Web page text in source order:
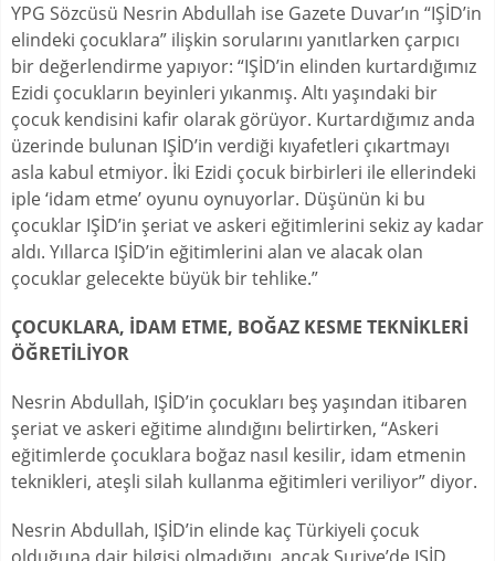
YPG Sözcüsü Nesrin Abdullah ise Gazete Duvar’ın “IŞİD’in
elindeki çocuklara” ilişkin sorularını yanıtlarken çarpıcı
bir değerlendirme yapıyor: “IŞİD’in elinden kurtardığımız
Ezidi çocukların beyinleri yıkanmış. Altı yaşındaki bir
çocuk kendisini kafir olarak görüyor. Kurtardığımız anda
üzerinde bulunan IŞİD’in verdiği kıyafetleri çıkartmayı
asla kabul etmiyor. İki Ezidi çocuk birbirleri ile ellerindeki
iple ‘idam etme’ oyunu oynuyorlar. Düşünün ki bu
çocuklar IŞİD’in şeriat ve askeri eğitimlerini sekiz ay kadar
aldı. Yıllarca IŞİD’in eğitimlerini alan ve alacak olan
çocuklar gelecekte büyük bir tehlike.”
ÇOCUKLARA, İDAM ETME, BOĞAZ KESME TEKNİKLERİ
ÖĞRETİLİYOR
Nesrin Abdullah, IŞİD’in çocukları beş yaşından itibaren
şeriat ve askeri eğitime alındığını belirtirken, “Askeri
eğitimlerde çocuklara boğaz nasıl kesilir, idam etmenin
teknikleri, ateşli silah kullanma eğitimleri veriliyor” diyor.
Nesrin Abdullah, IŞİD’in elinde kaç Türkiyeli çocuk